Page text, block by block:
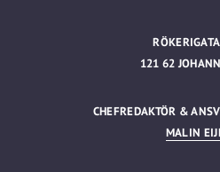
121 62
CHEFREDAKTÖR &
MALIN